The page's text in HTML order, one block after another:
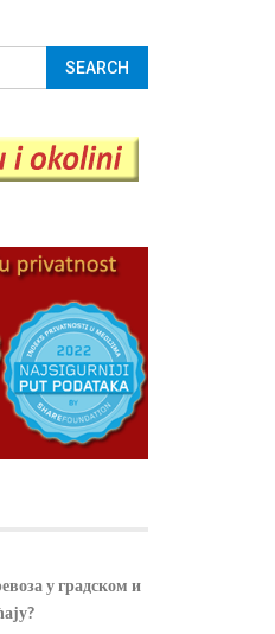
у градском и